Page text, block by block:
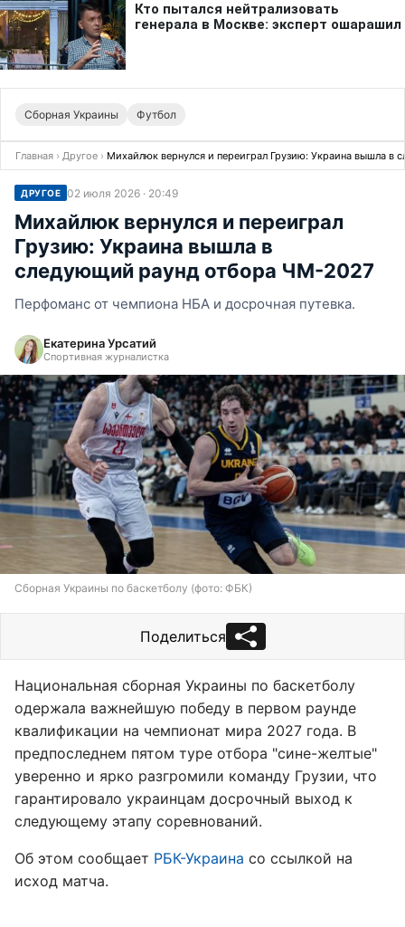
Сборная Украины Футбол
Главная › Другое › Михайлюк вернулся и переиграл Грузию: Украина вышла
ДРУГОЕ 02 июля 2026 · 20:49
Михайлюк вернулся и переиграл
Грузию: Украина вышла в
следующий раунд отбора ЧМ-2027
Перфоманс от чемпиона НБА и досрочная путевка.
Екатерина Урсатий
Спортивная журналистка
Сборная Украины по баскетболу (фото: ФБК)
Поделиться
Национальная сборная Украины по баскетболу
одержала важнейшую победу в первом раунде
квалификации на чемпионат мира 2027 года. В
предпоследнем пятом туре отбора "сине-желтые"
уверенно и ярко разгромили команду Грузии, что
гарантировало украинцам досрочный выход к
следующему этапу соревнований.
Об этом сообщает РБК-Украина со ссылкой на
исход матча.